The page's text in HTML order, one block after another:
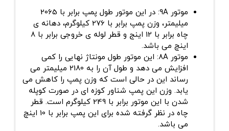
موتور 9A: در این موتور طول پمپ برابر با 2065
میلیمتر، وزن پمپ برابر با 276 کیلوگرم، دهانه ی
چاه برابر با 12 اینج و قطر لوله ی خروجی برابر با 8
اینچ می باشد.
موتور 8A: این موتور طول مونتاژ نهایی را کمی
افزایش می دهد و طول آن را به 2180 میلیمتر می
رساند این در حالی است که وزن پمپ را کاهش می
یابد. وزن این پمپ شناور کوزه ای در صورت کوپله
شدن با این موتور برابر با 249 کیلوگرم است. قطر
چاه در نظر گرفته شده برای این پمپ برابر با 10 اینچ
می باشد.